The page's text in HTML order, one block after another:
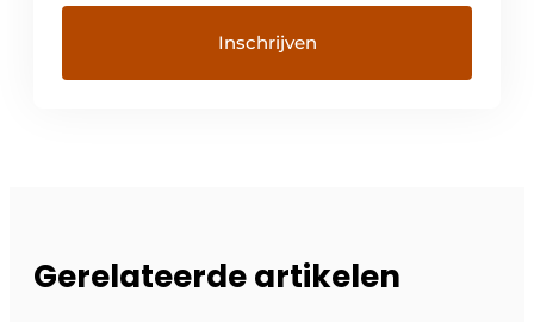
Gerelateerde artikelen